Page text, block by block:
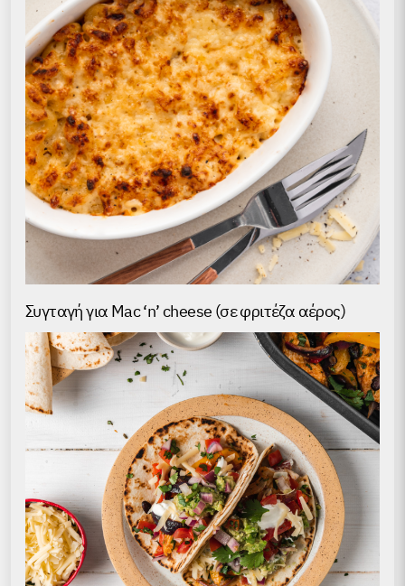
Συγταγή για Mac ‘n’ cheese (σε φριτέζα αέρος)